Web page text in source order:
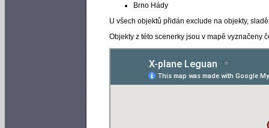
Brno Hády
U všech objektů přidán exclude na objekty,
Objekty z této scenerky jsou v mapě vyznačeny